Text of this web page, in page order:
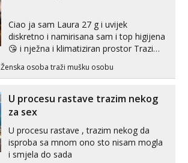
Ciao ja sam Laura 27 g i uvijek
diskretno i namirisana sam i top higijena
😘 i nježna i klimatiziran prostor Trazim
Pusenje i gutanje sperme Erotsko rublje
tijelu Iskljucivo neradim analni !!! I
Ženska osoba traži mušku osobu
U procesu rastave trazim nekog
za sex
U procesu rastave , trazim nekog da
isproba sa mnom ono sto nisam mogla
i smjela do sada